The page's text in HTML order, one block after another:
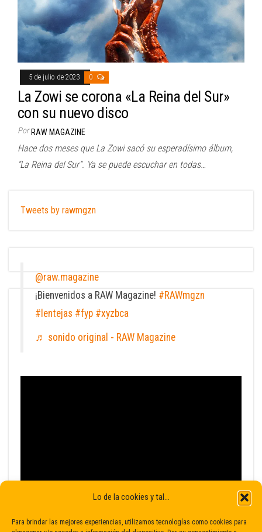
Lo de la cookies y tal...
Para brindar las mejores experiencias, utilizamos tecnologías como cookies para
5 de julio de 2023 0
La Zowi se corona «La Reina del Sur»
con su nuevo disco
Por RAW MAGAZINE
Hace dos meses que La Zowi sacó su esperadísimo álbum,
“La Reina del Sur”. Ya se puede escuchar en todas…
Tweets by rawmgzn
@raw.magazine
¡Bienvenidos a RAW Magazine! #RAWmgzn
#lentejas #fyp #xyzbca
♬ sonido original - RAW Magazine